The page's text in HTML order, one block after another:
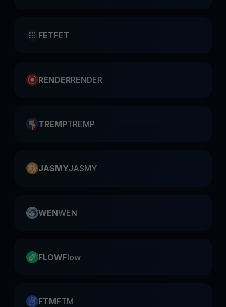
FETFET
RENDERRENDER
TREMPTREMP
JASMYJASMY
WENWEN
FLOWFlow
FTMFTM